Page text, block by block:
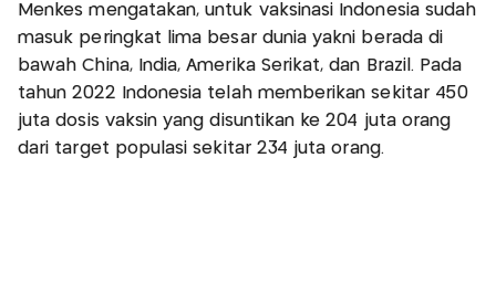
Menkes mengatakan, untuk vaksinasi Indonesia sudah
masuk peringkat lima besar dunia yakni berada di
bawah China, India, Amerika Serikat, dan Brazil. Pada
tahun 2022 Indonesia telah memberikan sekitar 450
juta dosis vaksin yang disuntikan ke 204 juta orang
dari target populasi sekitar 234 juta orang.